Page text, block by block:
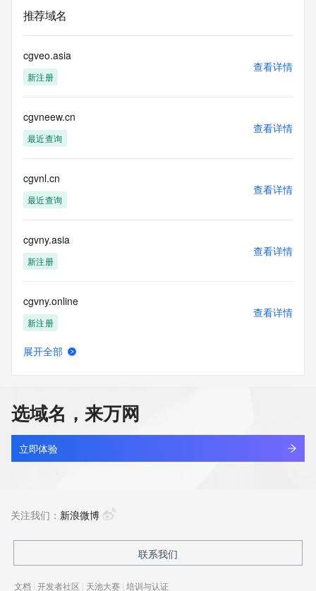
推荐域名
cgveo.asia
新注册
查看详情
cgvneew.cn
最近查询
查看详情
cgvnl.cn
最近查询
查看详情
cgvny.asia
新注册
查看详情
cgvny.online
新注册
查看详情
cgvoka.cn
最近查询
查看详情
最近查询
展开全部
选域名，来万网
立即体验
关注我们： 新浪微博
联系我们
文档 | 开发者社区 | 天池大赛 | 培训与认证